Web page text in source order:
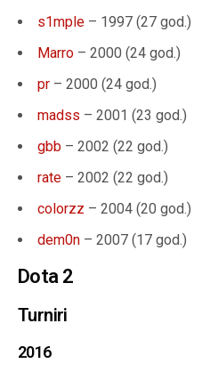
s1mple – 1997 (27 god.)
Marro – 2000 (24 god.)
pr – 2000 (24 god.)
madss – 2001 (23 god.)
gbb – 2002 (22 god.)
rate – 2002 (22 god.)
colorzz – 2004 (20 god.)
dem0n – 2007 (17 god.)
Dota 2
Turniri
2016